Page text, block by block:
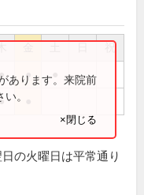
祝
● ●
あります。来院前
。
×閉じる
の火曜日は平常通り